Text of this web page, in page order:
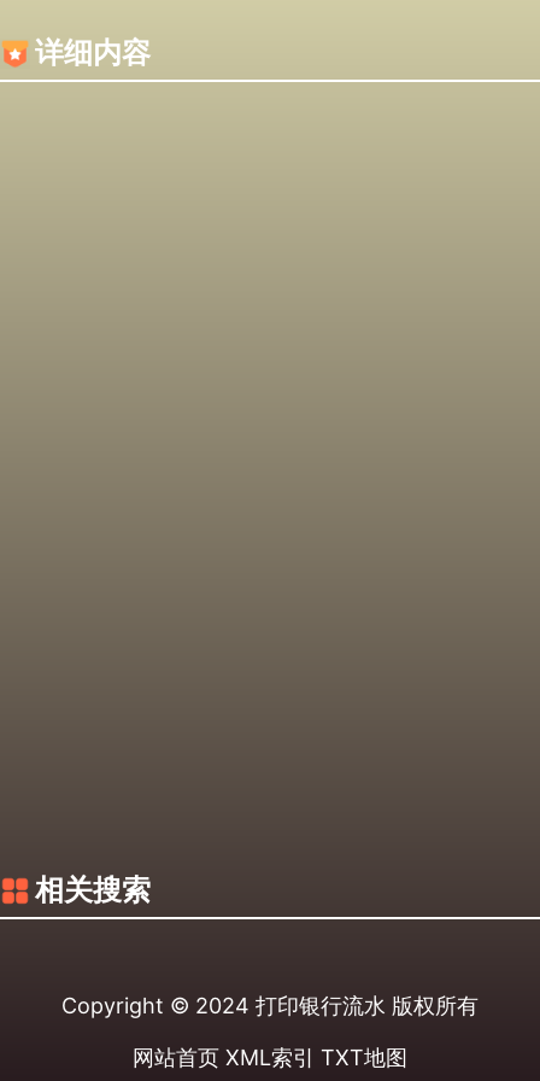
详细内容
相关搜索
Copyright © 2024 打印银行流水 版权所有
网站首页 XML索引 TXT地图